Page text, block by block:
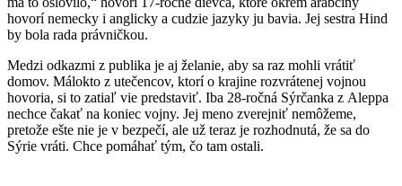
hovorí nemecky i anglicky a cudzie jazyky ju bavia. Jej sestra Hind
by bola rada právničkou.
Medzi odkazmi z publika je aj želanie, aby sa raz mohli vrátiť
domov. Málokto z utečencov, ktorí o krajine rozvrátenej vojnou
hovoria, si to zatiaľ vie predstaviť. Iba 28-ročná Sýrčanka z Aleppa
nechce čakať na koniec vojny. Jej meno zverejniť nemôžeme,
pretože ešte nie je v bezpečí, ale už teraz je rozhodnutá, že sa do
Sýrie vráti. Chce pomáhať tým, čo tam ostali.